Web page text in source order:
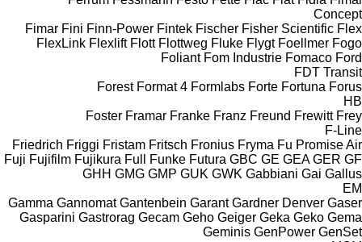
Concept
Fimar Fini Finn-Power Fintek Fischer Fisher Scientific Flex
FlexLink Flexlift Flott Flottweg Fluke Flygt Foellmer Fogo
Foliant Fom Industrie Fomaco Ford
FDT Transit
Forest Format 4 Formlabs Forte Fortuna Forus
HB
Foster Framar Franke Franz Freund Frewitt Frey
F-Line
Friedrich Friggi Fristam Fritsch Fronius Fryma Fu Promise Air
Fuji Fujifilm Fujikura Full Funke Futura GBC GE GEA GER GF
GHH GMG GMP GUK GWK Gabbiani Gai Gallus
EM
Gamma Gannomat Gantenbein Garant Gardner Denver Gaser
Gasparini Gastrorag Gecam Geho Geiger Geka Geko Gema
Geminis GenPower GenSet